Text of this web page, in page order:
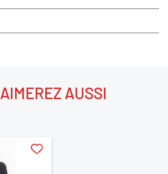
AIMEREZ AUSSI